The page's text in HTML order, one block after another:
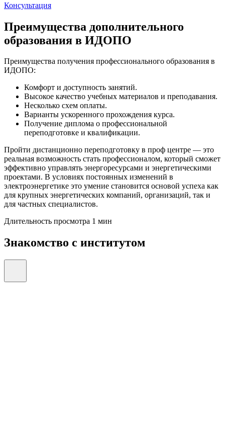
Консультация
Преимущества дополнительного
образования в ИДОПО
Преимущества получения профессионального образования в
ИДОПО:
Комфорт и доступность занятий.
Высокое качество учебных материалов и преподавания.
Несколько схем оплаты.
Варианты ускоренного прохождения курса.
Получение диплома о профессиональной
переподготовке и квалификации.
Пройти дистанционно переподготовку в проф центре — это
реальная возможность стать профессионалом, который сможет
эффективно управлять энергоресурсами и энергетическими
проектами. В условиях постоянных изменений в
электроэнергетике это умение становится основой успеха как
для крупных энергетических компаний, организаций, так и
для частных специалистов.
Длительность просмотра 1 мин
Знакомство с институтом